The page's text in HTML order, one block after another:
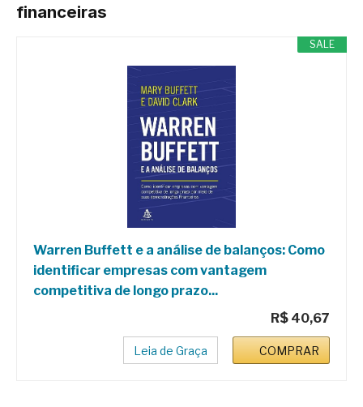
financeiras
SALE
Warren Buffett e a análise de balanços: Como
identificar empresas com vantagem
competitiva de longo prazo...
R$ 40,67
Leia de Graça COMPRAR